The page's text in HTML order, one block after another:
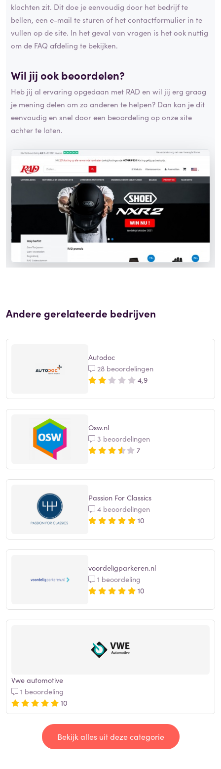
klachten zit. Dit doe je eenvoudig door het bedrijf te
bellen, een e-mail te sturen of het contactformulier in te
vullen op de site. In het geval van vragen is het ook nuttig
om de FAQ afdeling te bekijken.
Wil jij ook beoordelen?
Heb jij al ervaring opgedaan met RAD en wil jij erg graag
je mening delen om zo anderen te helpen? Dan kan je dit
eenvoudig en snel door een beoordeling op onze site
achter te laten.
Andere gerelateerde bedrijven
Autodoc
28 beoordelingen
4,9
Osw.nl
3 beoordelingen
7
Passion For Classics
4 beoordelingen
10
voordeligparkeren.nl
1 beoordeling
10
Vwe automotive
1 beoordeling
10
Bekijk alles uit deze categorie